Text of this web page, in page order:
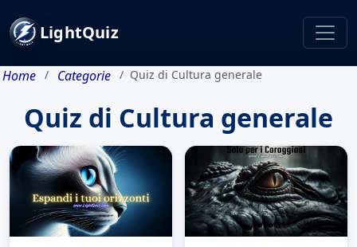
LightQuiz
Home Categorie Quiz di Cultura generale
Quiz di Cultura generale